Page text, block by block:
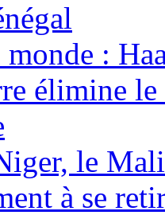
:
élimine
le
à se